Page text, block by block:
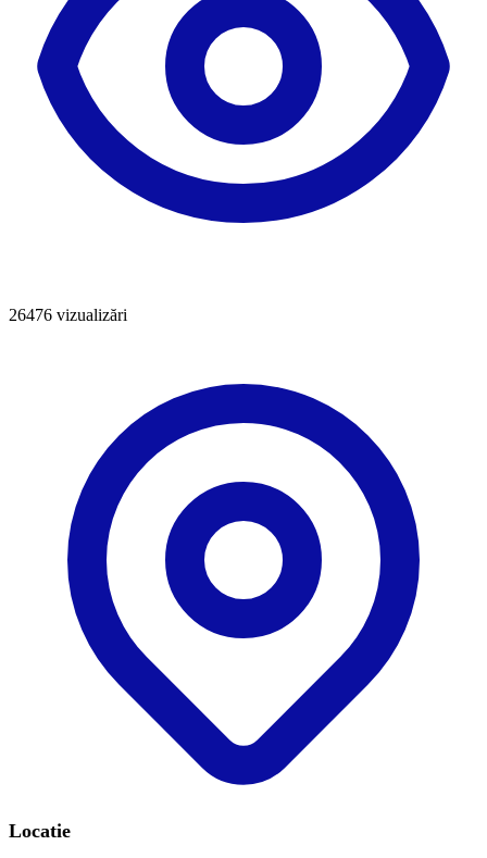
26476 vizualizări
Locatie